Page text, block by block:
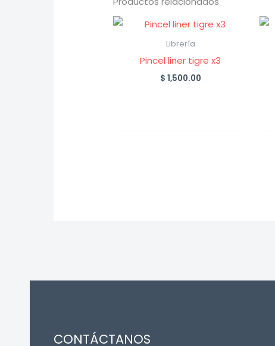
Librería
Pincel liner tigre x3
$ 1,500.00
CONTÁCTANOS